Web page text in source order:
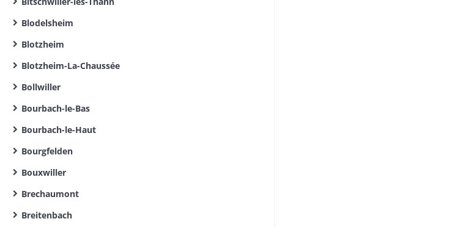
Blodelsheim
Blotzheim
Blotzheim-La-Chaussée
Bollwiller
Bourbach-le-Bas
Bourbach-le-Haut
Bourgfelden
Bouxwiller
Brechaumont
Breitenbach